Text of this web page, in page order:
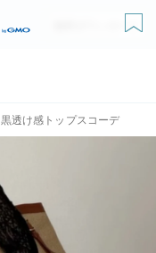
無料ダウンロード
黒透け感トップスコーデ